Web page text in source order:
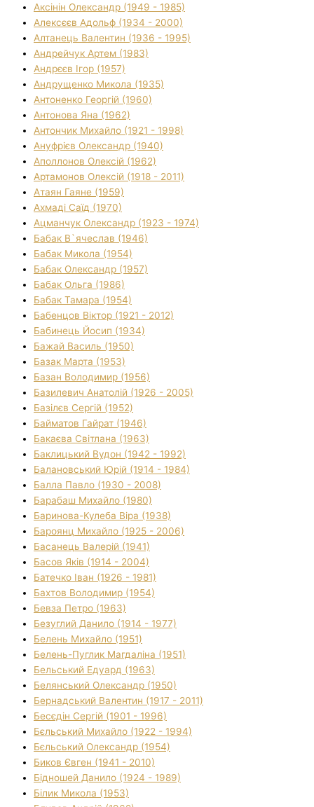
Аксінін Олександр (1949 - 1985)
Алексєєв Адольф (1934 - 2000)
Алтанець Валентин (1936 - 1995)
Андрейчук Артем (1983)
Андрєєв Ігор (1957)
Андрущенко Микола (1935)
Антоненко Георгій (1960)
Антонова Яна (1962)
Антончик Михайло (1921 - 1998)
Ануфрієв Олександр (1940)
Аполлонов Олексій (1962)
Артамонов Олексій (1918 - 2011)
Атаян Гаяне (1959)
Ахмаді Саїд (1970)
Ацманчук Олександр (1923 - 1974)
Бабак В`ячеслав (1946)
Бабак Микола (1954)
Бабак Олександр (1957)
Бабак Ольга (1986)
Бабак Тамара (1954)
Бабенцов Віктор (1921 - 2012)
Бабинець Йосип (1934)
Бажай Василь (1950)
Базак Марта (1953)
Базан Володимир (1956)
Базилевич Анатолій (1926 - 2005)
Базілєв Сергій (1952)
Байматов Гайрат (1946)
Бакаєва Світлана (1963)
Баклицький Вудон (1942 - 1992)
Балановський Юрій (1914 - 1984)
Балла Павло (1930 - 2008)
Барабаш Михайло (1980)
Баринова-Кулеба Віра (1938)
Бароянц Михайло (1925 - 2006)
Басанець Валерій (1941)
Басов Яків (1914 - 2004)
Батечко Іван (1926 - 1981)
Бахтов Володимир (1954)
Бевза Петро (1963)
Безуглий Данило (1914 - 1977)
Белень Михайло (1951)
Белень-Пуглик Магдаліна (1951)
Бельський Едуард (1963)
Белянський Олександр (1950)
Бернадський Валентин (1917 - 2011)
Бесєдін Сергій (1901 - 1996)
Бєльський Михайло (1922 - 1994)
Бєльський Олександр (1954)
Биков Євген (1941 - 2010)
Бідношей Данило (1924 - 1989)
Білик Микола (1953)